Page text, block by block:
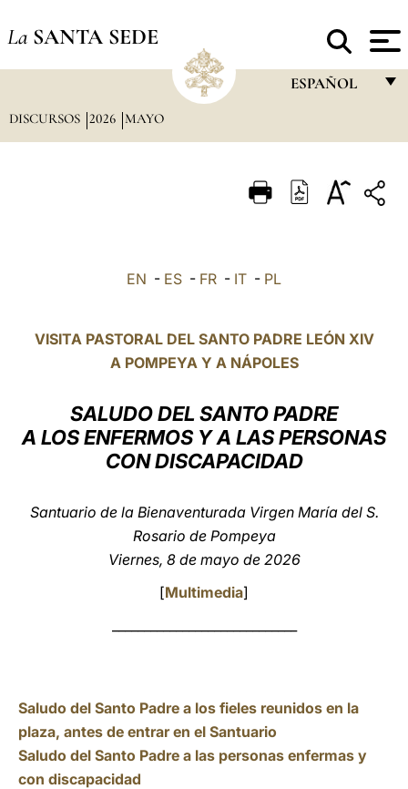
La SANTA SEDE
ESPAÑOL
ITALIANO
POLSKI
العربيّة
中文
LATINE
DISCURSOS 2026 MAYO
EN - ES - FR - IT - PL
VISITA PASTORAL DEL SANTO PADRE LEÓN XIV
A POMPEYAY A NÁPOLES
SALUDO DEL SANTO PADRE
A LOS ENFERMOS Y A LAS PERSONAS
CON DISCAPACIDAD
Santuario de la Bienaventurada Virgen María del S.
Rosario de Pompeya
Viernes, 8 de mayo de 2026
[Multimedia]
Saludo del Santo Padre a los fieles reunidos en la
plaza, antes de entrar en el Santuario
Saludo del Santo Padre a las personas enfermas y
con discapacidad